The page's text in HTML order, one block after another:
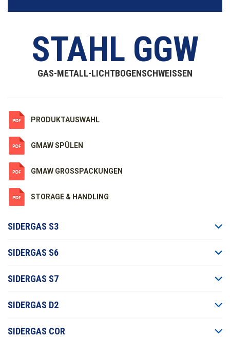
STAHL GGW
GAS-METALL-LICHTBOGENSCHWEISSEN
PRODUKTAUSWAHL
GMAW SPÜLEN
GMAW GROSSPACKUNGEN
STORAGE & HANDLING
SIDERGAS S3
SIDERGAS S6
SIDERGAS S7
SIDERGAS D2
SIDERGAS COR